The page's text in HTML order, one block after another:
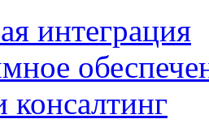
интеграция
консалтинг